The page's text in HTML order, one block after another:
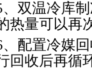
、双温冷库
热量可以再
、配置冷媒
回收后再循